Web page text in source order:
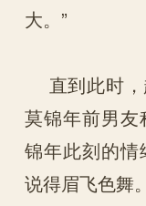
大。”
直到此时，
莫锦年前男
锦年此刻的情
说得眉飞色舞。